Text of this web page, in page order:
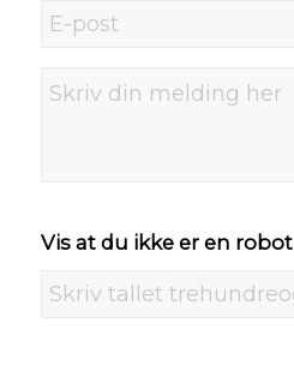
E-
Din
Vis at du ikke er en robot